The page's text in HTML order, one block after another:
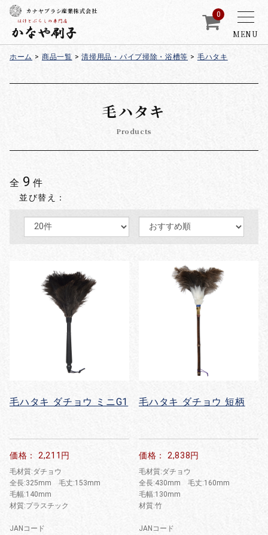
MENU
カナヤブラシ産業株式会社 0
ホーム > 商品一覧 > 清掃用品・パイプ掃除・浴槽等 > 毛ハタキ
毛ハタキ
Products
全 9 件
並び替え：
毛ハタキ ダチョウ ミニG1
価格： 2,211円
毛材質:ダチョウ
全長:325mm 毛丈:153mm
毛幅:140mm
材質:プラスチック
JANコード
毛ハタキ ダチョウ 短柄
価格： 2,838円
毛材質:ダチョウ
全長:430mm 毛丈:160mm
毛幅:130mm
材質:竹
JANコード